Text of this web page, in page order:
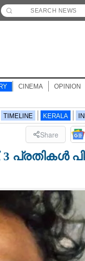
CINEMA OPINION
TIMELINE KERALA
Share
പ്രതികൾ